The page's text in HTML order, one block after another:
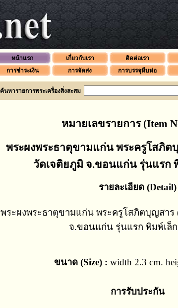
หน้าแรก เกี่ยวกับเรา ติดต่อเรา
การชำระเงิน
การจัดส่ง การบรรจุหีบห่อ
ค้นหารายการพระเครื่องสิ่งสะสม
หมายเลขรายการ (Item
พระผงพระธาตุขามแก่น พระครูโสภิ
วัดเจติยภูมิ จ.ขอนแก่น รุ่นแรก
รายละเอียด (Detail)
พระผงพระธาตุขามแก่น พระครูโสภิตบุญสา
จ.ขอนแก่น รุ่นแรก พิมพ์เล็ก
ขนาด (Size) : width 2.3 cm.
การรับประกัน